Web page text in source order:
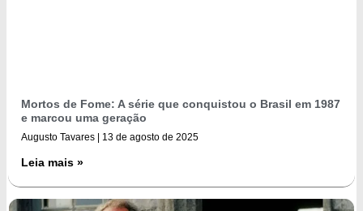
Mortos de Fome: A série que conquistou o Brasil em 1987
e marcou uma geração
Augusto Tavares 13 de agosto de 2025
Leia mais »